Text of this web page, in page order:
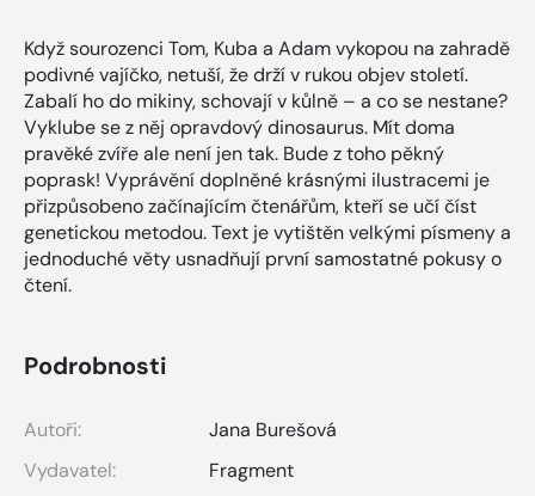
Když sourozenci Tom, Kuba a Adam vykopou na zahradě
podivné vajíčko, netuší, že drží v rukou objev století.
Zabalí ho do mikiny, schovají v kůlně – a co se nestane?
Vyklube se z něj opravdový dinosaurus. Mít doma
pravěké zvíře ale není jen tak. Bude z toho pěkný
poprask! Vyprávění doplněné krásnými ilustracemi je
přizpůsobeno začínajícím čtenářům, kteří se učí číst
genetickou metodou. Text je vytištěn velkými písmeny a
jednoduché věty usnadňují první samostatné pokusy o
čtení.
Podrobnosti
Autoři:
Jana Burešová
Vydavatel:
Fragment